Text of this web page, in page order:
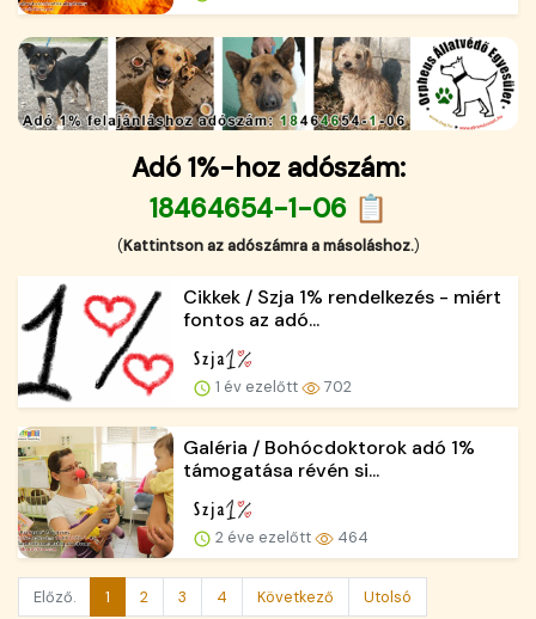
Adó 1%-hoz adószám:
18464654-1-06 📋
(Kattintson az adószámra a másoláshoz.)
Cikkek / Szja 1% rendelkezés - miért
fontos az adó...
1 év ezelőtt 702
Galéria / Bohócdoktorok adó 1%
támogatása révén si...
2 éve ezelőtt 464
Előző. 1 2 3 4 Következő Utolsó